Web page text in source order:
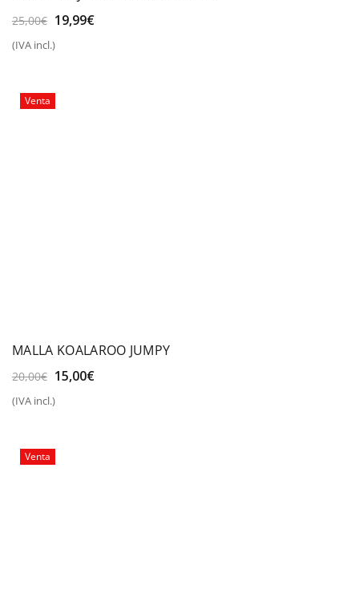
25,00€ El
original
19,99€El
(IVA incl.)
Venta
MALLA KOALAROO JUMPY
20,00€ El
original
15,00€El
(IVA incl.)
Venta